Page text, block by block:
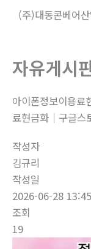
(주)대동콘베어
자유게시
아이폰정보이용
료현금화｜구글스
작성자
김규리
작성일
2026-06-28 13:45
조회
19